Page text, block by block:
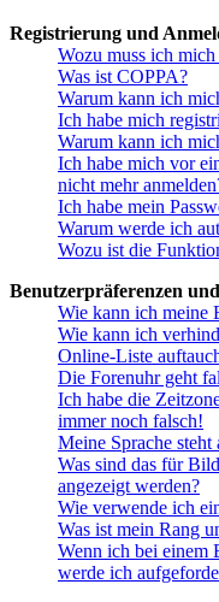
Registrierung und
Wozu muss ich
Was ist COPPA?
Warum kann ich
Ich habe mich
Warum kann ich
Ich habe mich vor
nicht mehr
Ich habe mein
Warum werde ich
Wozu ist die
Benutzerpräferenzen
Wie kann ich meine
Wie kann ich
Online-Liste
Die Forenuhr geht
Ich habe die
immer noch falsch!
Meine Sprache
Was sind das für
angezeigt werden?
Wie verwende ich
Was ist mein Rang
Wenn ich bei einem
werde ich